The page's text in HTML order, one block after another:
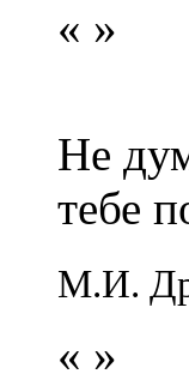
« »
Не
тебе
М.И.
« »